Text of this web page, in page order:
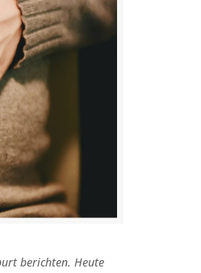
berichten. Heute